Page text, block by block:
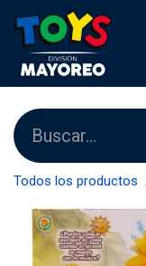
Todos los productos